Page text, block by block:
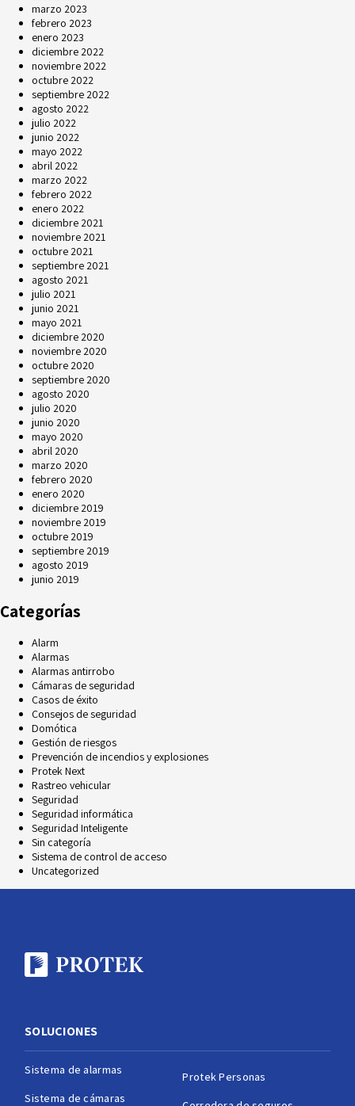
marzo 2023
febrero 2023
enero 2023
diciembre 2022
noviembre 2022
octubre 2022
septiembre 2022
agosto 2022
julio 2022
junio 2022
mayo 2022
abril 2022
marzo 2022
febrero 2022
enero 2022
diciembre 2021
noviembre 2021
octubre 2021
septiembre 2021
agosto 2021
julio 2021
junio 2021
mayo 2021
diciembre 2020
noviembre 2020
octubre 2020
septiembre 2020
agosto 2020
julio 2020
junio 2020
mayo 2020
abril 2020
marzo 2020
febrero 2020
enero 2020
diciembre 2019
noviembre 2019
octubre 2019
septiembre 2019
agosto 2019
junio 2019
Categorías
Alarm
Alarmas
Alarmas antirrobo
Cámaras de seguridad
Casos de éxito
Consejos de seguridad
Domótica
Gestión de riesgos
Prevención de incendios y explosiones
Protek Next
Rastreo vehicular
Seguridad
Seguridad informática
Seguridad Inteligente
Sin categoría
Sistema de control de acceso
Uncategorized
SOLUCIONES
Sistema de alarmas
Sistema de cámaras
Protek Personas